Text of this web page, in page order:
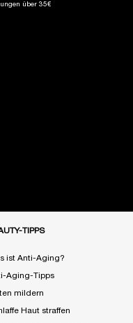
über 35€
TIPPS
ist Anti-Aging?
Aging-Tipps
mildern
Haut straffen